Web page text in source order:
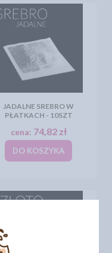
JADALNE SREBRO W
PŁATKACH - 10SZT
cena: 74,82 zł
DO KOSZYKA